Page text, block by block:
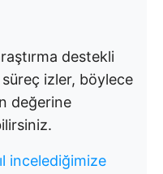
destekli
süreç izler, böylece
değerine
incelediğimize